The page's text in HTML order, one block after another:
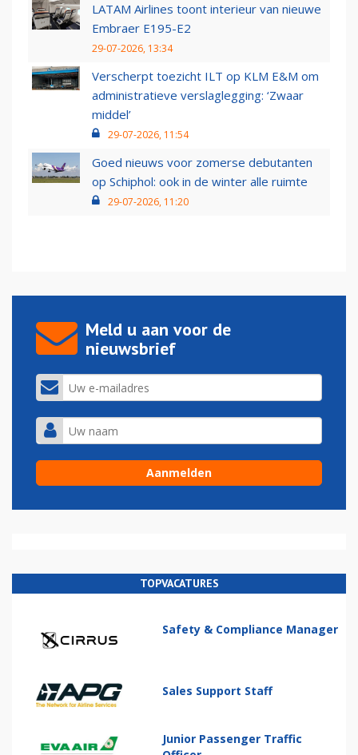
LATAM Airlines toont interieur van nieuwe
Embraer E195-E2
29-07-2026, 13:34
Verscherpt toezicht ILT op KLM E&M om
administratieve verslaglegging: ‘Zwaar
middel’
29-07-2026, 11:54
Goed nieuws voor zomerse debutanten
op Schiphol: ook in de winter alle ruimte
29-07-2026, 11:20
Meld u aan voor de
nieuwsbrief
TOPVACATURES
Safety & Compliance Manager
Sales Support Staff
Junior Passenger Traffic